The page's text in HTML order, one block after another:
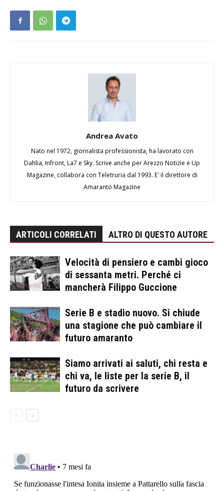
Andrea Avato
Nato nel 1972, giornalista professionista, ha lavorato con
Dahlia, Infront, La7 e Sky. Scrive anche per Arezzo Notizie e Up
Magazine, collabora con Teletruria dal 1993. E' il direttore di
Amaranto Magazine
ARTICOLI CORRELATI ALTRO DI QUESTO AUTORE
Velocità di pensiero e cambi gioco
di sessanta metri. Perché ci
mancherà Filippo Guccione
Serie B e stadio nuovo. Si chiude
una stagione che può cambiare il
futuro amaranto
Siamo arrivati ai saluti, chi resta e
chi va, le liste per la serie B, il
futuro da scrivere